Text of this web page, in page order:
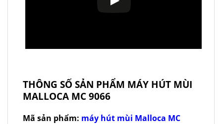
THÔNG SỐ SẢN PHẨM MÁY HÚT MÙI
MALLOCA MC 9066
Mã sản phẩm: máy hút mùi Malloca MC